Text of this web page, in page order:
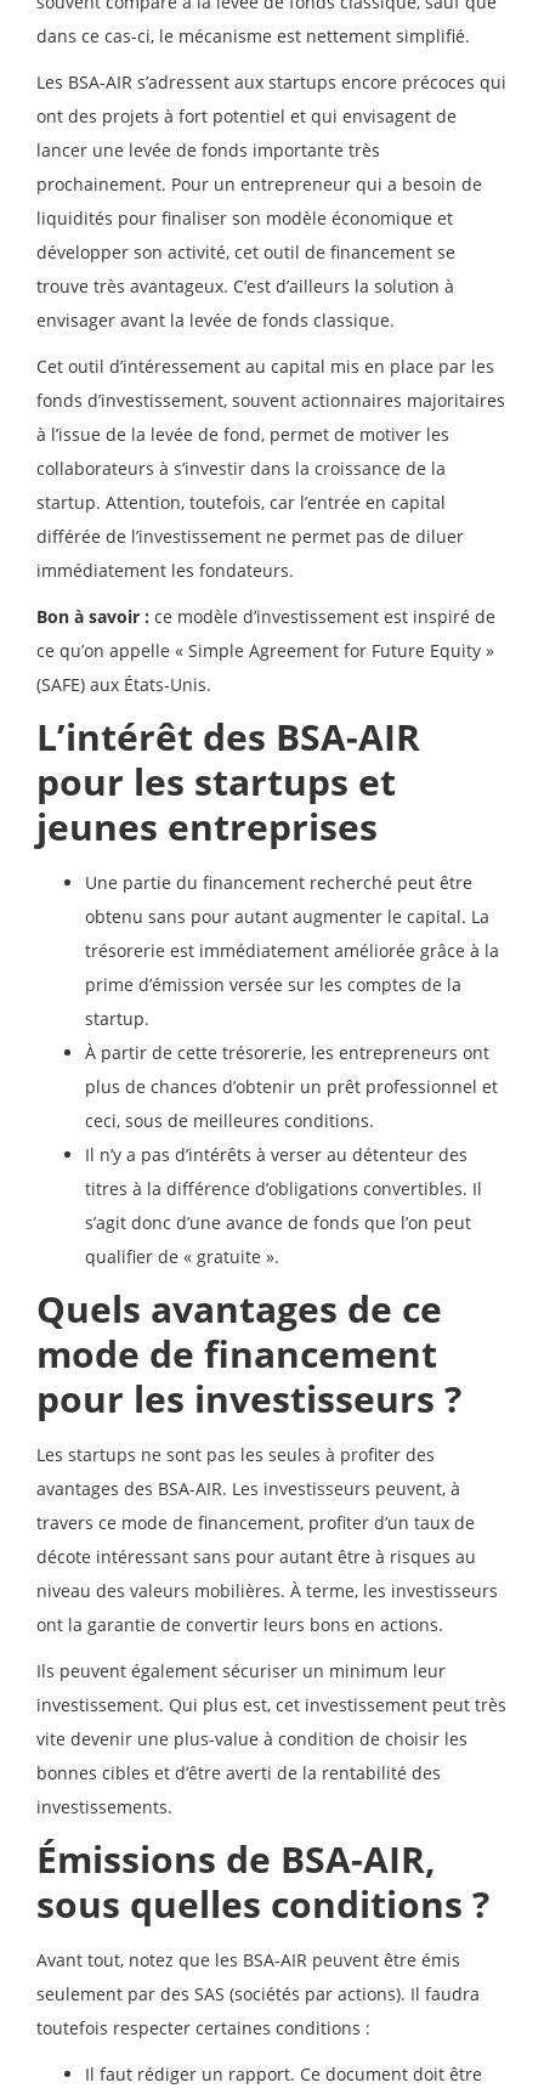
dans ce cas-ci, le mécanisme est nettement simplifié.
Les BSA-AIR s’adressent aux startups encore précoces qui
ont des projets à fort potentiel et qui envisagent de
lancer une levée de fonds importante très
prochainement. Pour un entrepreneur qui a besoin de
liquidités pour finaliser son modèle économique et
développer son activité, cet outil de financement se
trouve très avantageux. C’est d’ailleurs la solution à
envisager avant la levée de fonds classique.
Cet outil d’intéressement au capital mis en place par les
fonds d’investissement, souvent actionnaires majoritaires
à l’issue de la levée de fond, permet de motiver les
collaborateurs à s’investir dans la croissance de la
startup. Attention, toutefois, car l’entrée en capital
différée de l’investissement ne permet pas de diluer
immédiatement les fondateurs.
Bon à savoir : ce modèle d’investissement est inspiré de
ce qu’on appelle « Simple Agreement for Future Equity »
(SAFE) aux États-Unis.
L’intérêt des BSA-AIR
pour les startups et
jeunes entreprises
Une partie du financement recherché peut être
obtenu sans pour autant augmenter le capital. La
trésorerie est immédiatement améliorée grâce à la
prime d’émission versée sur les comptes de la
startup.
À partir de cette trésorerie, les entrepreneurs ont
plus de chances d’obtenir un prêt professionnel et
ceci, sous de meilleures conditions.
Il n’y a pas d’intérêts à verser au détenteur des
titres à la différence d’obligations convertibles. Il
s’agit donc d’une avance de fonds que l’on peut
qualifier de « gratuite ».
Quels avantages de ce
mode de financement
pour les investisseurs ?
Les startups ne sont pas les seules à profiter des
avantages des BSA-AIR. Les investisseurs peuvent, à
travers ce mode de financement, profiter d’un taux de
décote intéressant sans pour autant être à risques au
niveau des valeurs mobilières. À terme, les investisseurs
ont la garantie de convertir leurs bons en actions.
Ils peuvent également sécuriser un minimum leur
investissement. Qui plus est, cet investissement peut très
vite devenir une plus-value à condition de choisir les
bonnes cibles et d’être averti de la rentabilité des
investissements.
Émissions de BSA-AIR,
sous quelles conditions ?
Avant tout, notez que les BSA-AIR peuvent être émis
seulement par des SAS (sociétés par actions). Il faudra
toutefois respecter certaines conditions :
Il faut rédiger un rapport. Ce document doit être